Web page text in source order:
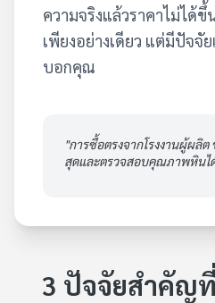
ความจริงแล้วราคาไม่ได้
เพียงอย่างเดียว แต่มีปัจจั
บอกคุณ
"การซื้อตรงจากโรงงานผู้ผลิ
สุดและตรวจสอบคุณภาพหินไ
3 ปัจจัยสำคัญ